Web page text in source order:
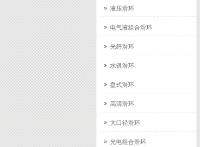
液压滑环
电气液组合滑环
光纤滑环
水银滑环
盘式滑环
高清滑环
大口径滑环
光电组合滑环